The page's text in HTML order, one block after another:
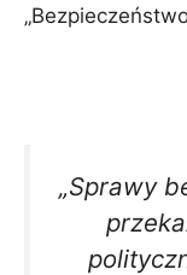
„Sprawy